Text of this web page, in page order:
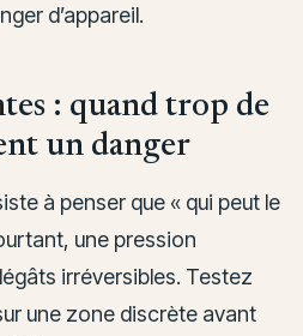
d’appareil.
: quand trop de
un danger
à penser que « qui peut le
une pression
irréversibles. Testez
une zone discrète avant